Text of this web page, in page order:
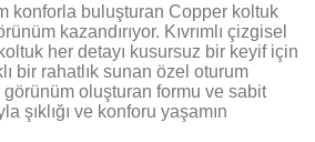
konforla buluşturan Copper koltuk
kazandırıyor. Kıvrımlı çizgisel
her detayı kusursuz bir keyif için
bir rahatlık sunan özel oturum
görünüm oluşturan formu ve sabit
şıklığı ve konforu yaşamın